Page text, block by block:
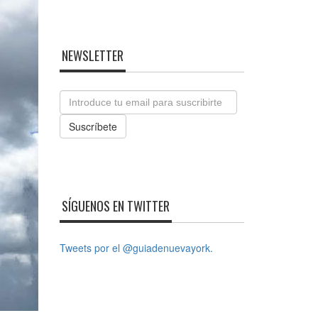
NEWSLETTER
Email
Suscríbete
SÍGUENOS EN TWITTER
Tweets por el @guiadenuevayork.